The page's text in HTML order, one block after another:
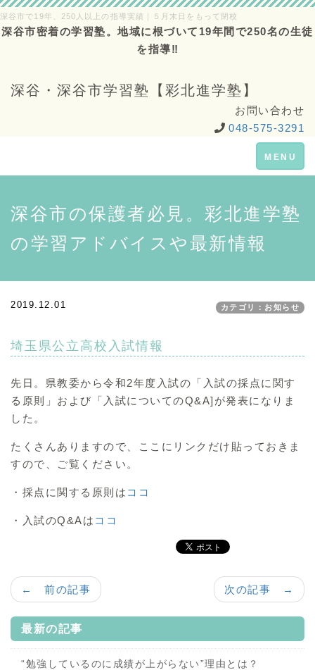
深谷市で19年、250人以上の指導実績｜５月末日をもって閉校
深谷市密着の学習塾。地域に根づいて19年間で250名の生徒
を指導‼
深谷・深谷市学習塾【彩北進学塾】
お問い合わせ
048-575-3291
Toggle
navigation
MENU
深谷市の保護者必見。彩北進学塾
の学習アドバイスや最新情報
2019.12.01 カテゴリ：お知らせ
埼玉県公立高校入試情報
先日。県教委から令和2年度入試の「入試の採点に関す
る原則」および「入試についてのQ&A]が発表になりま
した。
たくさんありますので、ここにリンクだけ貼っておきま
すので、ご覧ください。
・採点に関する原則は ココ
・入試のQ&Aは ココ
次の記事 →
← 前の記事
最新の記事
“勉強しているのに成績が上がらない”理由とは？